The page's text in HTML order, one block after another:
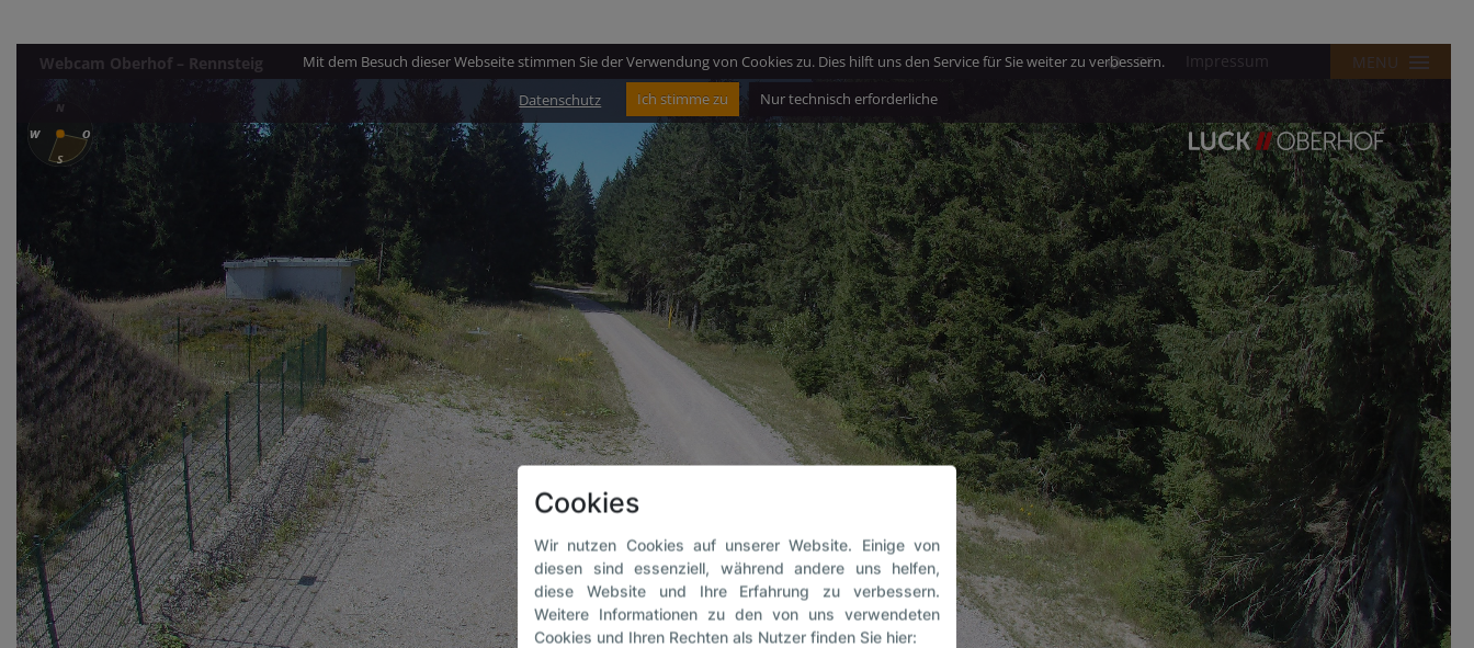
Cookies
Wir nutzen Cookies auf unserer Website. Einige von
diesen sind essenziell, während andere uns helfen,
diese Website und Ihre Erfahrung zu verbessern.
Weitere Informationen zu den von uns verwendeten
Cookies und Ihren Rechten als Nutzer finden Sie hier: